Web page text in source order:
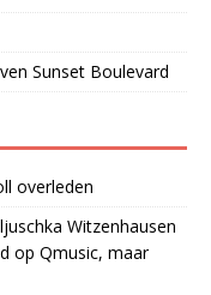
Sunset Boulevard
overleden
Witzenhausen
op Qmusic, maar